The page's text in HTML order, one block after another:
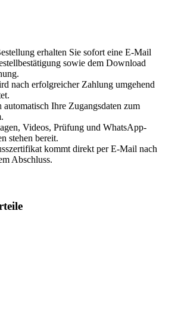
erhalten Sie sofort eine E-Mail
sowie dem Download
nach erfolgreicher Zahlung umgehend
automatisch Ihre Zugangsdaten zum
Videos, Prüfung und WhatsApp-
stehen bereit.
kommt direkt per E-Mail nach
Abschluss.